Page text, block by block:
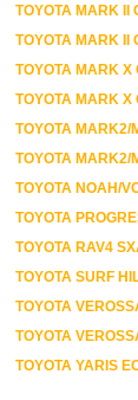
TOYOTA MARK II
TOYOTA MARK II
TOYOTA MARK X
TOYOTA MARK X
TOYOTA MARK2/
TOYOTA MARK2/
TOYOTA NOAH/
TOYOTA
TOYOTA RAV4
TOYOTA SURF
TOYOTA
TOYOTA
TOYOTA YARIS